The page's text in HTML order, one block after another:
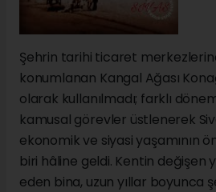
Şehrin tarihi ticaret
konumlanan Kangal Ağası
olarak kullanılmadı; farklı
kamusal görevler üstlenerek
ekonomik ve siyasi yaşamının
biri hâline geldi. Kentin değişen
eden bina, uzun yıllar boyunca